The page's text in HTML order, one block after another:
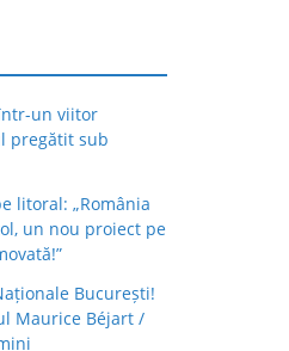
un viitor
pregătit sub
litoral: „România
un nou proiect pe
București!
Maurice Béjart /